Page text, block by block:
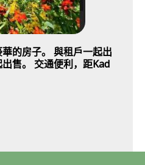
的房子。 與租戶一起出
售。 交通便利，距Kad